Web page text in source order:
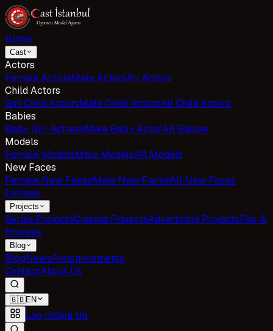
Home
Cast
Actors
Female ActorsMale ActorsAll Actors
Child Actors
Girl Child ActorsMale Child ActorsAll Child Actors
Babies
Baby Girl ActressMale Baby ActorAll Babies
Models
Female ModelsMale ModelsAll Models
New Faces
Female New FacesMale New FacesAll New Faces
Listings
Projects
Series ProjectsCinema ProjectsAdvertising ProjectsFair &
Hostess
Blog
BlogNewsAnnouncements
ContactAbout Us
🇬🇧EN
Log InSign Up